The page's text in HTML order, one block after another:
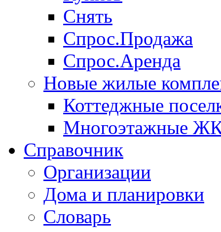
Снять
Спрос.Продажа
Спрос.Аренда
Новые жилые
Коттеджные
Многоэтажные
Справочник
Организации
Дома и планировки
Словарь